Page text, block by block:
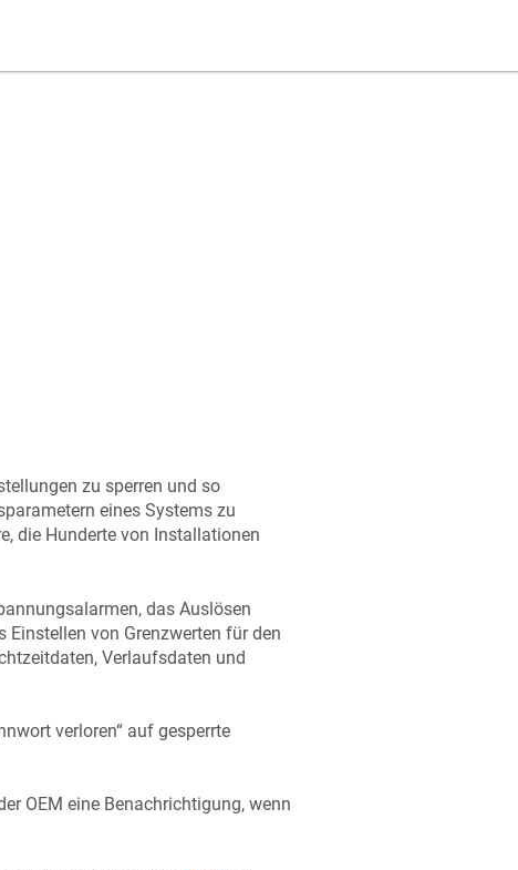
zu sperren und so
eines Systems zu
die Hunderte von Installationen
das Auslösen
von Grenzwerten für den
Verlaufsdaten und
verloren“ auf gesperrte
OEM eine Benachrichtigung, wenn